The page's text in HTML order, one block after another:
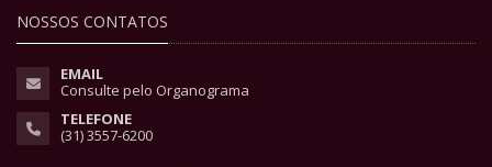
NOSSOS CONTATOS
EMAIL
Consulte pelo Organograma
TELEFONE
(31) 3557-6200